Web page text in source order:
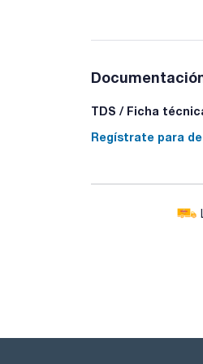
TDS / Ficha
Regístrate para